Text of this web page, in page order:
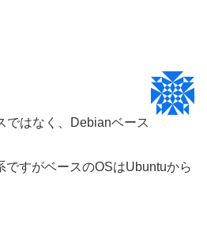
ではなく、Debianベース
ですがベースのOSはUbuntuから